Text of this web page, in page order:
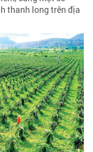
thanh long trên địa